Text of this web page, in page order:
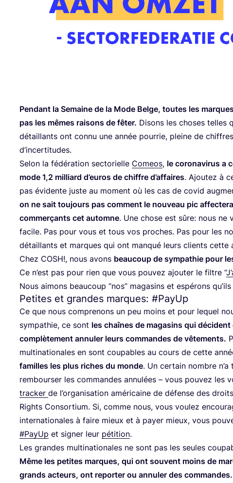
Pen­dant la Semaine de la Mode Belge, toutes les
pas les mêmes rai­sons de fêter. Disons les choses telles
détaillants ont connu une année pour­rie, pleine de
d’incertitudes.
Selon la fédé­ra­tion sec­to­rielle Comeos, le coro­na­vi­rus a
mode 1,2 mil­liard d’eu­ros de chiffre d’af­faires. Ajou­tez à
pas évi­dente juste au moment où les cas de covid
on ne sait tou­jours pas com­ment le nou­veau pic
com­mer­çants cet automne. Une chose est sûre: nous ne
facile. Pas pour vous et tous vos proches. Pas pour les
détaillants et marques qui ont man­qué leurs clients cette
Chez COSH!, nous avons beau­coup de sym­pa­thie pour
Ce n’est pas pour rien que vous pou­vez ajou­ter le filtre “
Nous aimons beau­coup “nos” maga­sins et espé­rons
Petites et grandes marques: #PayUp
Ce que nous com­pre­nons un peu moins et pour lequel
sym­pa­thie, ce sont les chaînes de maga­sins qui
com­plè­te­ment annu­ler leurs com­mandes de vête­ments.
mul­ti­na­tio­nales en sont cou­pables au cours de cette
familles les plus riches du monde. Un cer­tain nombre
rem­bour­ser les com­mandes annu­lées – vous pou­vez les
tra­cker de l’or­ga­ni­sa­tion amé­ri­caine de défense des
Rights Consor­tium. Si, comme nous, vous vou­lez
inter­na­tio­nales à faire mieux et à payer mieux, vous
#PayUp et signer leur péti­tion.
Les grandes mul­ti­na­tio­nales ne sont pas les seules
Même les petites marques, qui ont sou­vent moins de
grands acteurs, ont repor­ter ou annu­ler des com­mandes.